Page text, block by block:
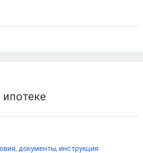
документы, инструкция